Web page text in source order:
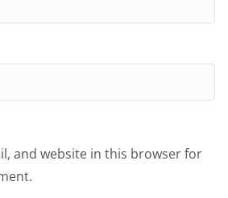
and website in this browser for